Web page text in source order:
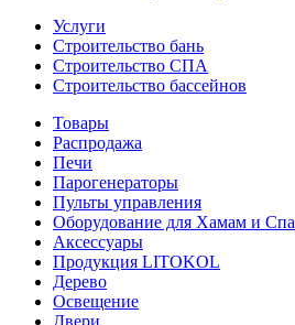
Услуги
Строительство бань
Строительство СПА
Строительство бассейнов
Товары
Распродажа
Печи
Парогенераторы
Пульты управления
Оборудование для Хамам и Спа
Аксессуары
Продукция LITOKOL
Дерево
Освещение
Двери